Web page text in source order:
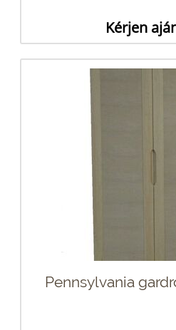
Kérjen
Pennsylvania